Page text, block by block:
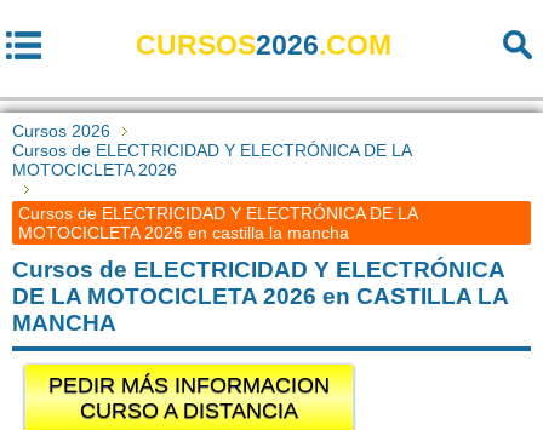
CURSOS2026.COM
Cursos 2026
Cursos de ELECTRICIDAD Y ELECTRÓNICA DE LA
MOTOCICLETA 2026
Cursos de ELECTRICIDAD Y ELECTRÓNICA DE LA
MOTOCICLETA 2026 en castilla la mancha
Cursos de ELECTRICIDAD Y ELECTRÓNICA
DE LA MOTOCICLETA 2026 en CASTILLA LA
MANCHA
PEDIR MÁS INFORMACION
CURSO A DISTANCIA